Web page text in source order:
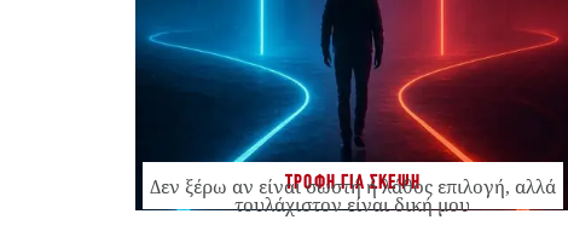
ΤΡΟΦΗ ΓΙΑ ΣΚΕΨΗ
Δεν ξέρω αν είναι σωστή ή λάθος επιλογή, αλλά
τουλάχιστον είναι δική μου